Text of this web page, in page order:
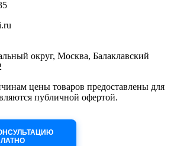
округ, Москва, Балаклавский
цены товаров предоставлены для
публичной офертой.